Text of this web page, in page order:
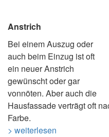
Anstrich
Bei einem Auszug oder
auch beim Einzug ist oft
ein neuer Anstrich
gewünscht oder gar
vonnöten. Aber auch die
Hausfassade verträgt oft
Farbe.
> weiterlesen